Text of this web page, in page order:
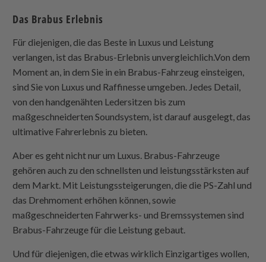
Das Brabus Erlebnis
Für diejenigen, die das Beste in Luxus und Leistung
verlangen, ist das Brabus-Erlebnis unvergleichlich.Von dem
Moment an, in dem Sie in ein Brabus-Fahrzeug einsteigen,
sind Sie von Luxus und Raffinesse umgeben. Jedes Detail,
von den handgenähten Ledersitzen bis zum
maßgeschneiderten Soundsystem, ist darauf ausgelegt, das
ultimative Fahrerlebnis zu bieten.
Aber es geht nicht nur um Luxus. Brabus-Fahrzeuge
gehören auch zu den schnellsten und leistungsstärksten auf
dem Markt. Mit Leistungssteigerungen, die die PS-Zahl und
das Drehmoment erhöhen können, sowie
maßgeschneiderten Fahrwerks- und Bremssystemen sind
Brabus-Fahrzeuge für die Leistung gebaut.
Und für diejenigen, die etwas wirklich Einzigartiges wollen,